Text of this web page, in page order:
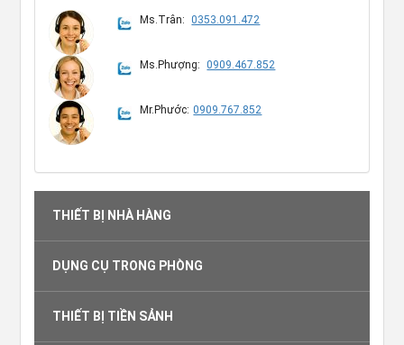
Ms.Trân: 0353.091.472
Ms.Phượng: 0909.467.852
Mr.Phước: 0909.767.852
THIẾT BỊ NHÀ HÀNG
DỤNG CỤ TRONG PHÒNG
THIẾT BỊ TIỀN SẢNH